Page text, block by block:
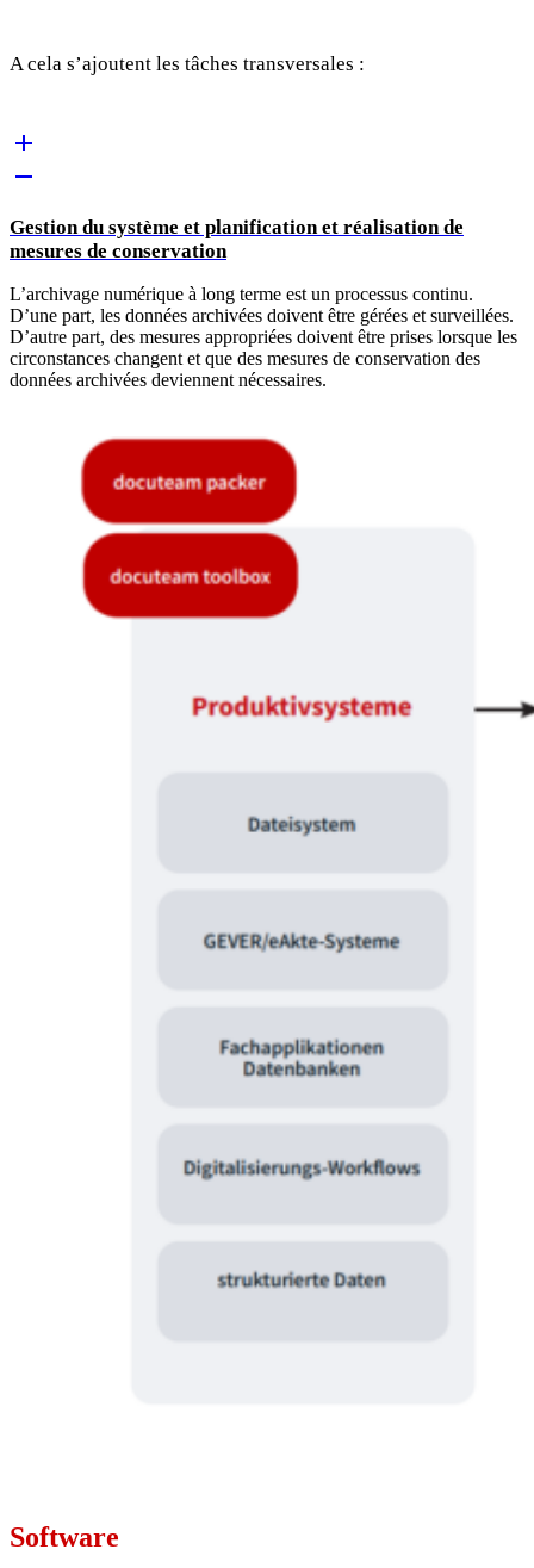
A cela s’ajoutent les tâches transversales :
Gestion du système et planification et réalisation de
mesures de conservation
L’archivage numérique à long terme est un processus continu.
D’une part, les données archivées doivent être gérées et surveillées.
D’autre part, des mesures appropriées doivent être prises lorsque les
circonstances changent et que des mesures de conservation des
données archivées deviennent nécessaires.
Software